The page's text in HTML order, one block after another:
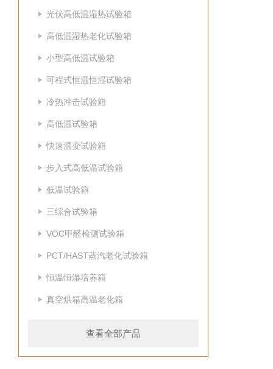
光伏高低温湿热试验箱
高低温湿热老化试验箱
小型高低温试验箱
可程式恒温恒湿试验箱
冷热冲击试验箱
高低温试验箱
快速温变试验箱
步入式高低温试验箱
低温试验箱
三综合试验箱
VOC甲醛检测试验箱
PCT/HAST蒸汽老化试验箱
恒温恒湿培养箱
真空烘箱高温老化箱
查看全部产品